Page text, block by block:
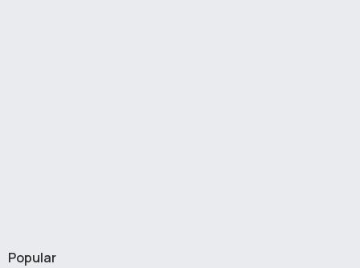
Popular